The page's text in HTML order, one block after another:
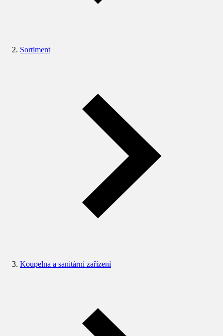
Sortiment
Koupelna a sanitární zařízení